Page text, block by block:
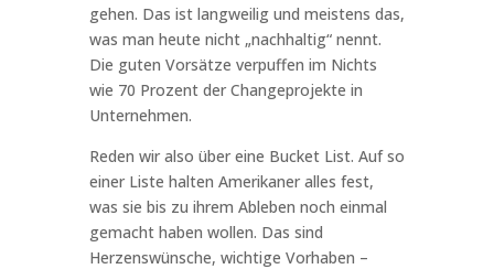
gehen. Das ist langweilig und meistens das,
was man heute nicht „nachhaltig“ nennt.
Die guten Vorsätze verpuffen im Nichts
wie 70 Prozent der Changeprojekte in
Unternehmen.
Reden wir also über eine Bucket List. Auf so
einer Liste halten Amerikaner alles fest,
was sie bis zu ihrem Ableben noch einmal
gemacht haben wollen. Das sind
Herzenswünsche, wichtige Vorhaben –